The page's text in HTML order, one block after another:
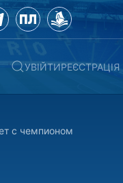
УВІЙТИРЕЄСТРАЦІЯ
с чемпионом